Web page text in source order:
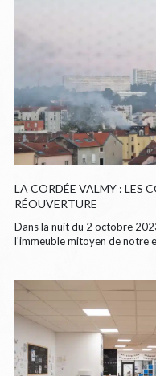
LA CORDÉE VALMY : LES
RÉOUVERTURE
Dans la nuit du 2 octobre
l'immeuble mitoyen de notre